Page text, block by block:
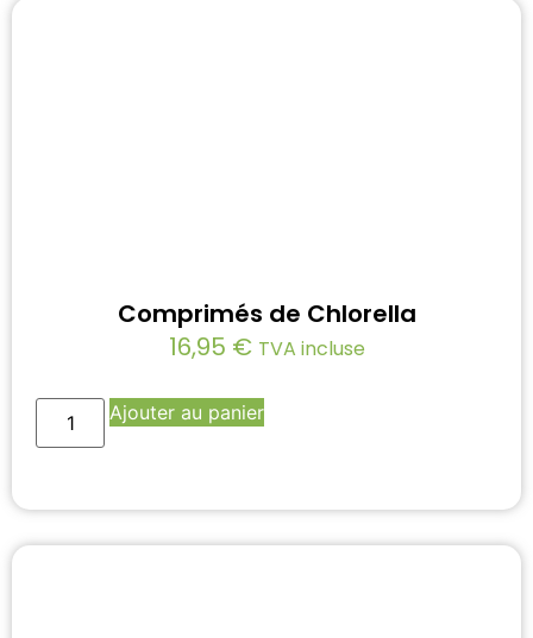
Comprimés de Chlorella
16,95 € TVA incluse
Ajouter au panier